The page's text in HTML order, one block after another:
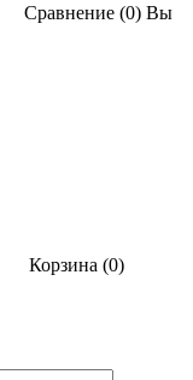
Сравнение (0) Вы
Корзина (0)